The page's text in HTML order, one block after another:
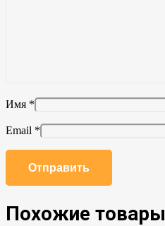
Имя *
Email *
Похожие товары